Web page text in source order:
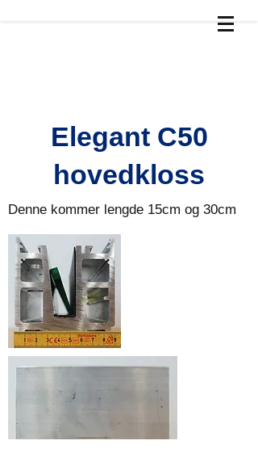
Elegant C50
hovedkloss
Denne kommer lengde 15cm og 30cm